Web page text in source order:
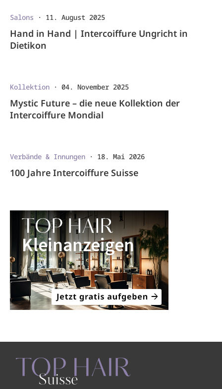
Salons · 11. August 2025
Hand in Hand | Intercoiffure Ungricht in
Dietikon
Kollektion · 04. November 2025
Mystic Future – die neue Kollektion der
Intercoiffure Mondial
Verbände & Innungen · 18. Mai 2026
100 Jahre Intercoiffure Suisse